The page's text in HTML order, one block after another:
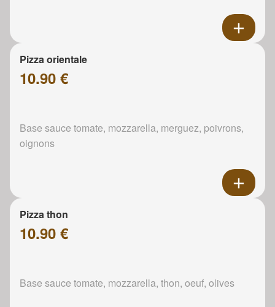
Pizza orientale
10.90 €
Base sauce tomate, mozzarella, merguez, poivrons,
oignons
Pizza thon
10.90 €
Base sauce tomate, mozzarella, thon, oeuf, olives